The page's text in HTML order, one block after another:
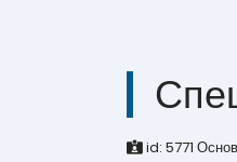
id: 5771